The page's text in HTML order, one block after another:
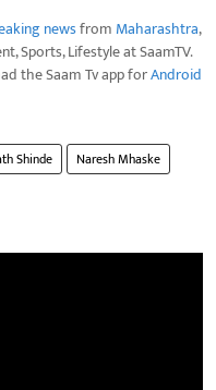
newsfrom Maharashtra,
Sports, Lifestyle at SaamTV.
the Saam Tv app forAndroid
Shinde Naresh Mhaske